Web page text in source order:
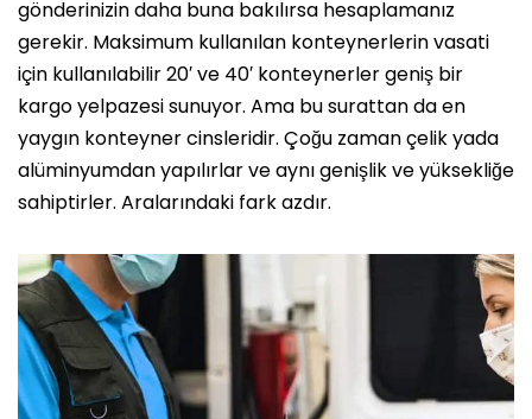
gönderinizin daha buna bakılırsa hesaplamanız
gerekir. Maksimum kullanılan konteynerlerin vasati
için kullanılabilir 20′ ve 40′ konteynerler geniş bir
kargo yelpazesi sunuyor. Ama bu surattan da en
yaygın konteyner cinsleridir. Çoğu zaman çelik yada
alüminyumdan yapılırlar ve aynı genişlik ve yüksekliğe
sahiptirler. Aralarındaki fark azdır.